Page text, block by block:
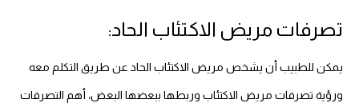
تصرفات مريض الاكتئاب الحاد:
يمكن للطبيب أن يشخص مريض الاكتئاب الحاد عن طريق التكلم معه
ورؤية تصرفات مريض الاكتئاب وربطها ببعضها البعض، أهم التصرفات